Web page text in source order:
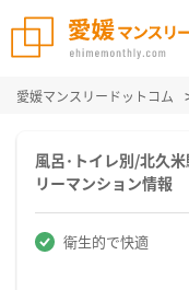
愛媛マンスリードットコム
風呂･トイレ別/北久
リーマンション情報
衛生的で快適